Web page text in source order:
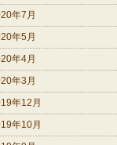
年7月
年5月
年4月
年3月
年12月
年10月